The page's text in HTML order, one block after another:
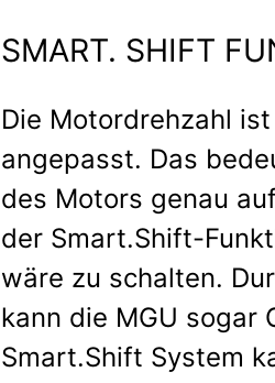
SMART. SHIFT
Die Motordrehzahl
angepasst. Das
des Motors genau
der Smart.Shift-
wäre zu schalten.
kann die MGU sogar
Smart.Shift System